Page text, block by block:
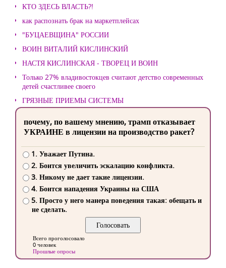
КТО ЗДЕСЬ ВЛАСТЬ?!
как распознать брак на маркетплейсах
"БУЦАЕВЩИНА" РОССИИ
ВОИН ВИТАЛИЙ КИСЛИНСКИЙ
НАСТЯ КИСЛИНСКАЯ - ТВОРЕЦ И ВОИН
Только 27% владивостокцев считают детство современных
детей счастливее своего
ГРЯЗНЫЕ ПРИЕМЫ СИСТЕМЫ
почему, по вашему мнению, трамп отказывает
УКРАИНЕ в лицензии на производство ракет?
1. Уважает Путина.
2. Боится увеличить эскалацию конфликта.
3. Никому не дает такие лицензии.
4. Боится нападения Украины на США
5. Просто у него манера поведения такая: обещать и
не сделать.
Всего проголосовало
0 человек
Прошлые опросы